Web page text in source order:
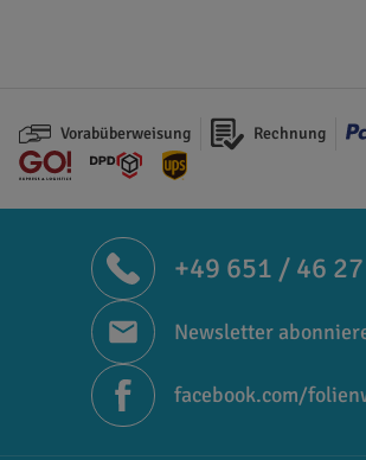
Vorabüberweisung Rechnung
+49 651 / 46
Newsletter
facebook.com/